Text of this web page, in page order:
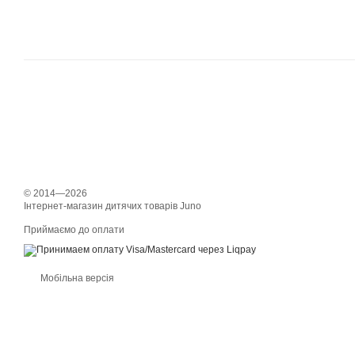
© 2014—2026
Інтернет-магазин дитячих товарів Juno
Приймаємо до оплати
Мобільна версія